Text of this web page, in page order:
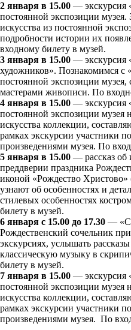
2 января в 15.00 — экскурсия
постоянной экспозиции
искусства из постоянной
подробности истории их
входному билету в музей.
3 января в 15.00 — экскурсия
художников». Познакомимся с
постоянной экспозиции
мастерами живописи. По
4 января в 15.00 — экскурсия
постоянной экспозиции музея
искусства коллекции,
рамках экскурсии участники
произведениями музея. По
5 января в 15.00 — рассказ об
преддверии праздника
иконой «Рождество
узнают об особенностях и
стилевых особенностях
билету в музей.
6 января с 15.00 до 17.30 —
Рождественский сочельник
экскурсиях, услышать
классическую музыку в
билету в музей.
7 января в 15.00 — экскурсия
постоянной экспозиции музея
искусства коллекции,
рамках экскурсии участники
произведениями музея. По